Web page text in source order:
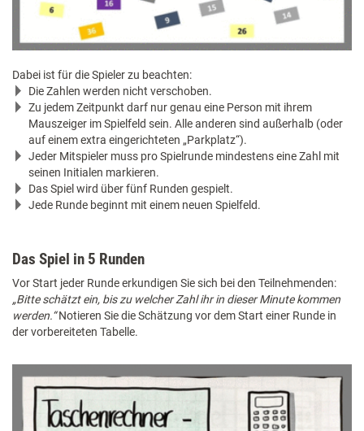
Dabei ist für die Spieler zu beachten:
Die Zahlen werden nicht verschoben.
Zu jedem Zeitpunkt darf nur genau eine Person mit ihrem
Mauszeiger im Spielfeld sein. Alle anderen sind außerhalb (oder
auf einem extra eingerichteten „Parkplatz“).
Jeder Mitspieler muss pro Spielrunde mindestens eine Zahl mit
seinen Initialen markieren.
Das Spiel wird über fünf Runden gespielt.
Jede Runde beginnt mit einem neuen Spielfeld.
Das Spiel in 5 Runden
Vor Start jeder Runde erkundigen Sie sich bei den Teilnehmenden:
„Bitte schätzt ein, bis zu welcher Zahl ihr in dieser Minute kommen
werden.“Notieren Sie die Schätzung vor dem Start einer Runde in
der vorbereiteten Tabelle.